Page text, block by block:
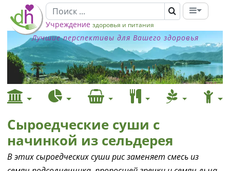
Учреждение здоровья и питания
Лучшие перспективы для Вашего здоровья
Сыроедческие суши с
начинкой из сельдерея
В этих сыроедческих суши рис заменяет смесь из